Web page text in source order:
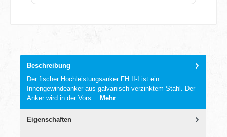
Beschreibung
Der fischer Hochleistungsanker FH II-I ist ein
Innengewindeanker aus galvanisch verzinktem Stahl. Der
Anker wird in der Vors… Mehr
Eigenschaften